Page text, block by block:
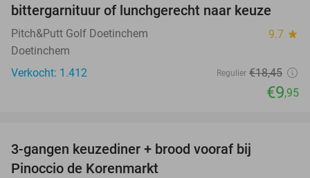
bittergarnituur of lunchgerecht naar keuze
Pitch&Putt Golf Doetinchem 9.7 star
Doetinchem
Verkocht: 1.412
Regulier €18,45
€9,95
3-gangen keuzediner + brood vooraf bij
Pinoccio de Korenmarkt